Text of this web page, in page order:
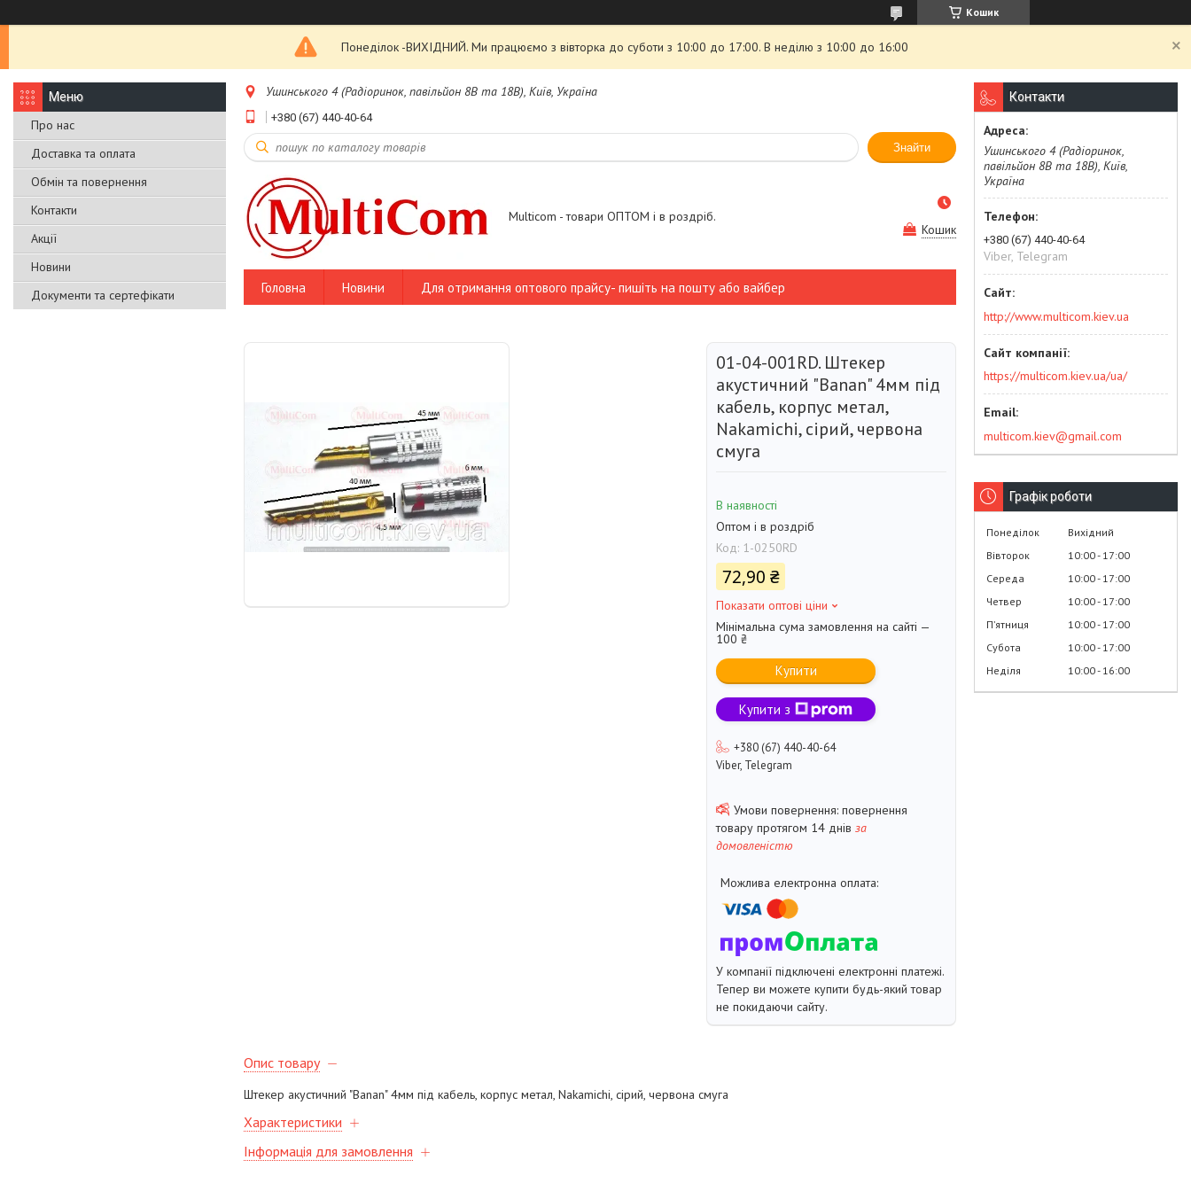
Кошик
Понеділок -ВИХІДНИЙ. Ми працюємо з вівторка до суботи з 10:00 до 17:00. В неділю з 10:00 до 16:00
Про нас
Доставка та оплата
Обмін та повернення
Контакти
Акції
Новини
Документи та сертефікати
Ушинського 4 (Радіоринок, павільйон 8В та 18В), Київ, Україна
+380 (67) 440-40-64
Знайти
Multicom - товари ОПТОМ і в роздріб.
Кошик
Головна Новини Для отримання оптового прайсу- пишіть на пошту або вайбер
01-04-001RD. Штекер
акустичний "Banan" 4мм під
кабель, корпус метал,
Nakamichi, сірий, червона
смуга
В наявності
Оптом і в роздріб
Код: 1-0250RD
72,90 ₴
Показати оптові ціни
Мінімальна сума замовлення на сайті —
100 ₴
Купити
Купити з
+380 (67) 440-40-64
Viber, Telegram
повернення
товару протягом 14 днів за
домовленістю
У компанії підключені електронні платежі.
Тепер ви можете купити будь-який товар
не покидаючи сайту.
Опис товару
Штекер акустичний "Banan" 4мм під кабель, корпус метал, Nakamichi, сірий, червона смуга
Характеристики
Інформація для замовлення
Контакти
Ушинського 4 (Радіоринок,
павільйон 8В та 18В), Київ,
Україна
+380 (67) 440-40-64
Viber, Telegram
http://www.multicom.kiev.ua
https://multicom.kiev.ua/ua/
multicom.kiev@gmail.com
Графік роботи
Понеділок
Вихідний
Вівторок
10:00 17:00
Середа
10:00 17:00
Четвер
10:00 17:00
Пʼятниця
10:00 17:00
Субота
10:00 17:00
Неділя
10:00 16:00